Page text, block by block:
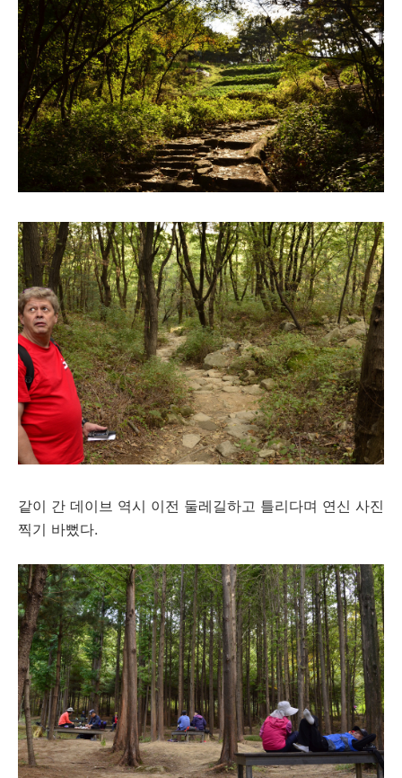
같이 간 데이브 역시 이전 둘레길하고 틀리다며 연신 사진
찍기 바뻤다.